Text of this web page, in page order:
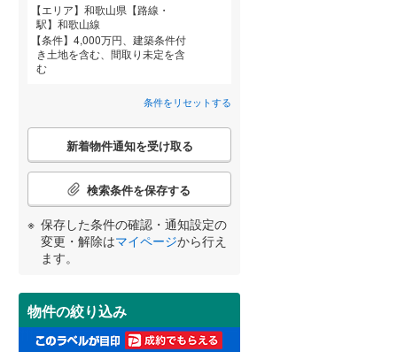
エリア
和歌山県【路線・
駅】和歌山線
条件
4,000万円、建築条件付
き土地を含む、間取り未定を含
む
条件をリセットする
こ
検
条
件
受
け
取
新着物件通知を受け取る
検索条件を保存する
保存した条件の確認・通知設定の
変更・解除はマイページから行え
ます。
物件の絞り込み
鹿児島
条件をリセットする
条件をリセットする
条件をリセットする
条件をリセットする
条件をリセットする
住宅性能評価付き（0）
小学校まで1km以内（ 0）
間取り変更可能
3階建て以上（0）
条件をリセットする